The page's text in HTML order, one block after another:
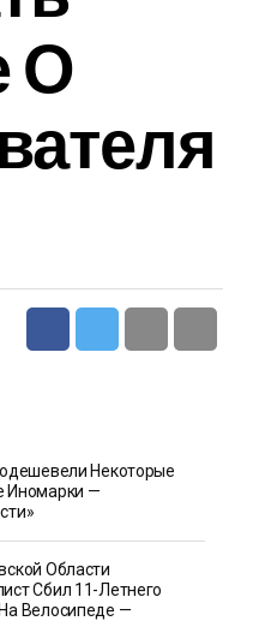
О
Некоторые
Иномарки —
Области
Сбил 11-Летнего
Велосипеде —